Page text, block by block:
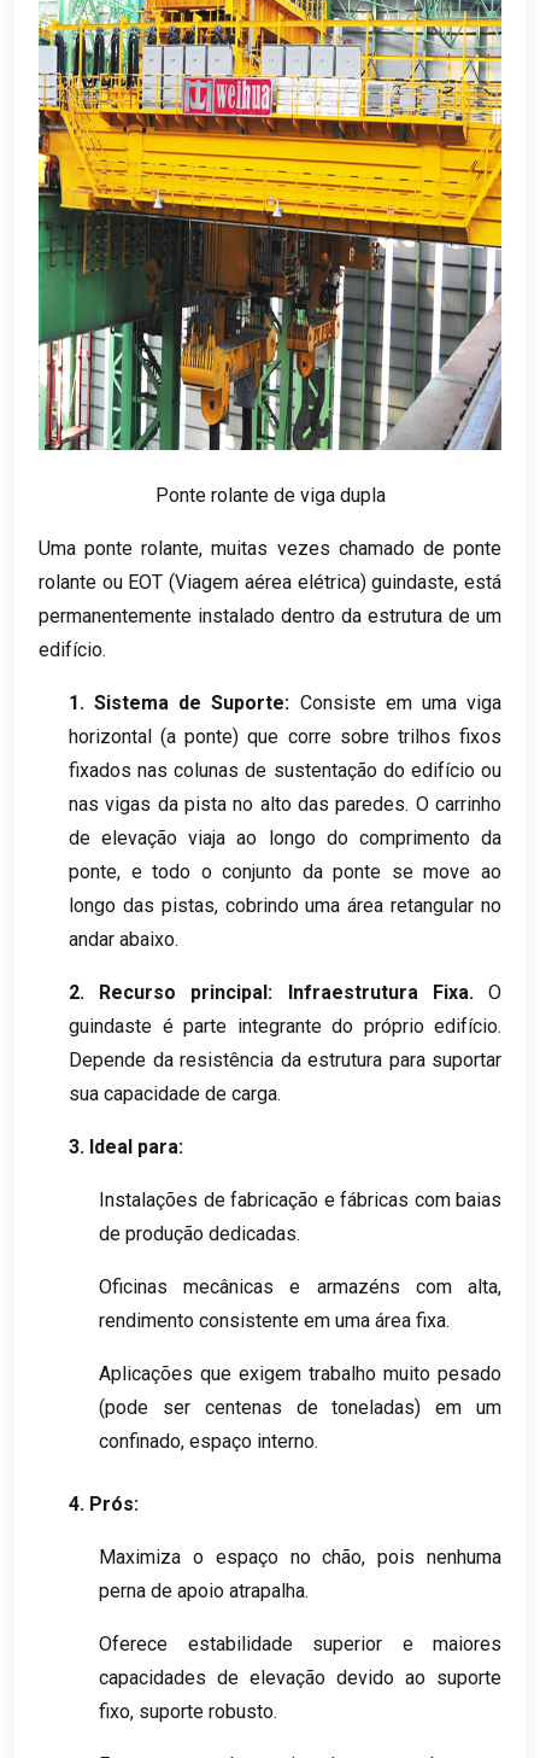
Ponte rolante de viga dupla
Uma ponte rolante, muitas vezes chamado de ponte
rolante ou EOT (Viagem aérea elétrica) guindaste, está
permanentemente instalado dentro da estrutura de um
edifício.
1. Sistema de Suporte: Consiste em uma viga
horizontal (a ponte) que corre sobre trilhos fixos
fixados nas colunas de sustentação do edifício ou
nas vigas da pista no alto das paredes. O carrinho
de elevação viaja ao longo do comprimento da
ponte, e todo o conjunto da ponte se move ao
longo das pistas, cobrindo uma área retangular no
andar abaixo.
2. Recurso principal: Infraestrutura Fixa. O
guindaste é parte integrante do próprio edifício.
Depende da resistência da estrutura para suportar
sua capacidade de carga.
3. Ideal para:
Instalações de fabricação e fábricas com baias
de produção dedicadas.
Oficinas mecânicas e armazéns com alta,
rendimento consistente em uma área fixa.
Aplicações que exigem trabalho muito pesado
(pode ser centenas de toneladas) em um
confinado, espaço interno.
4. Prós:
Maximiza o espaço no chão, pois nenhuma
perna de apoio atrapalha.
Oferece estabilidade superior e maiores
capacidades de elevação devido ao suporte
fixo, suporte robusto.